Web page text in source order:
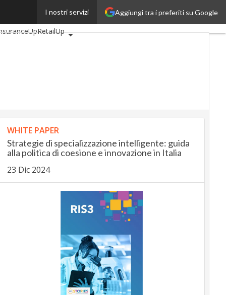
Aggiungi tra i preferiti su Google
I nostri servizi
RetailUp
WHITE PAPER
Strategie di specializzazione intelligente: guida
alla politica di coesione e innovazione in Italia
23 Dic 2024